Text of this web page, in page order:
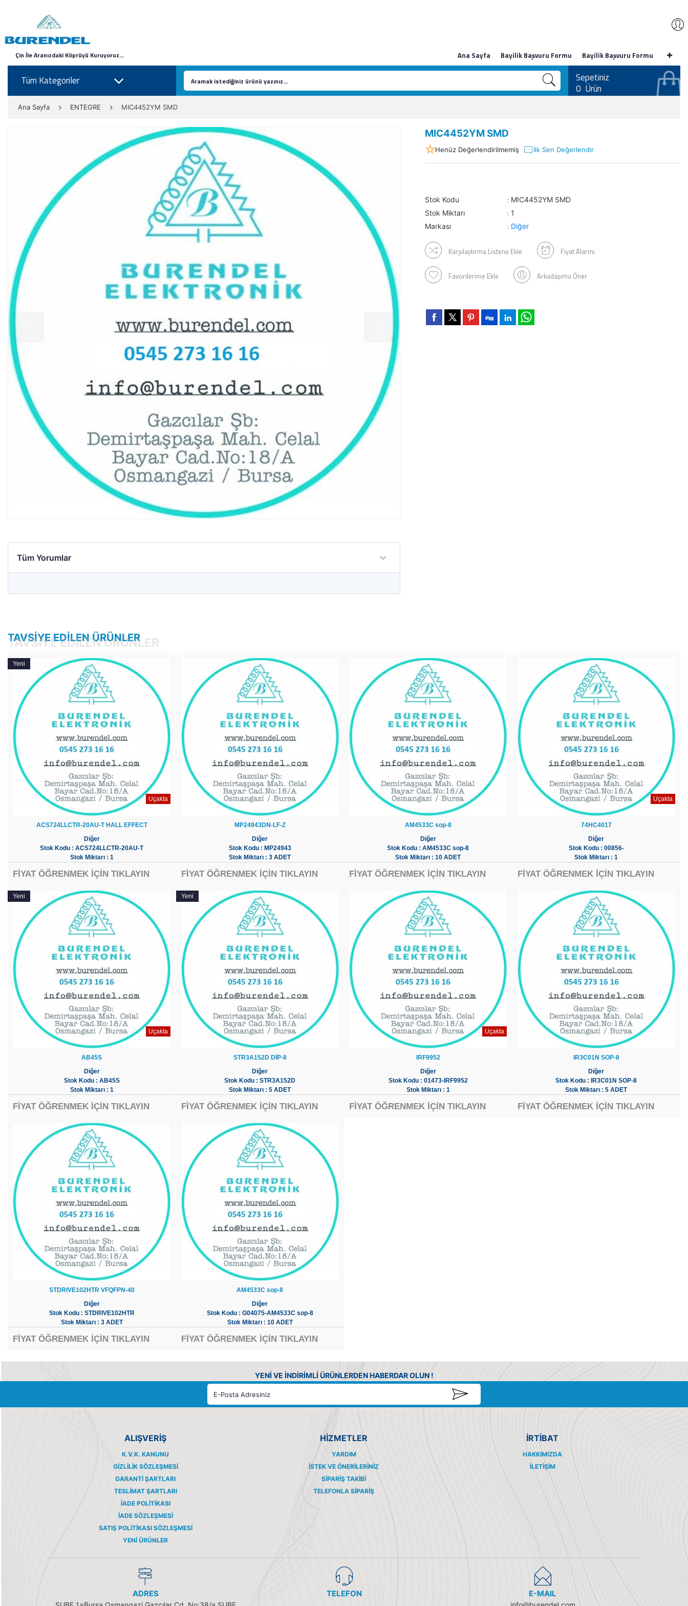
Çin İle Aranızdaki Köprüyü Kuruyoruz... Ana Sayfa Bayilik Başvuru Formu Bayilik Başvuru Formu
Tüm Kategoriler
Sepetiniz
0 Ürün
Ana Sayfa ENTEGRE MIC4452YM SMD
Tüm Yorumlar
MIC4452YM SMD
Henüz Değerlendirilmemiş İlk Sen Değerlendir
Stok Kodu : MIC4452YM SMD
Stok Miktarı
: 1
Markası
: Diğer
Karşılaştırma Listene Ekle Fiyat Alarmı
Favorilerime Ekle Arkadaşıma Öner
TAVSIYE EDILEN ÜRÜNLER
TAVSIYE EDILEN ÜRÜNLER
Yeni
Uçakta
ACS724LLCTR-20AU-T HALL EFFECT
Diğer
Stok Kodu : ACS724LLCTR-20AU-T
Stok Miktarı : 1
FİYAT ÖĞRENMEK İÇİN TIKLAYIN
MP24943DN-LF-Z
Diğer
Stok Kodu : MP24943
Stok Miktarı : 3 ADET
FİYAT ÖĞRENMEK İÇİN TIKLAYIN
AM4533C sop-8
Diğer
Stok Kodu : AM4533C sop-8
Stok Miktarı : 10 ADET
FİYAT ÖĞRENMEK İÇİN TIKLAYIN
Uçakta
74HC4017
Diğer
Stok Kodu : 00856-
Stok Miktarı : 1
FİYAT ÖĞRENMEK İÇİN TIKLAYIN
Yeni
Uçakta
AB45S
Diğer
Stok Kodu : AB45S
Stok Miktarı : 1
FİYAT ÖĞRENMEK İÇİN TIKLAYIN
Yeni
STR3A152D DİP-8
Diğer
Stok Kodu : STR3A152D
Stok Miktarı : 5 ADET
FİYAT ÖĞRENMEK İÇİN TIKLAYIN
Uçakta
IRF9952
Diğer
Stok Kodu : 01473-IRF9952
Stok Miktarı : 1
FİYAT ÖĞRENMEK İÇİN TIKLAYIN
IR3C01N SOP-8
Diğer
Stok Kodu : IR3C01N SOP-8
Stok Miktarı : 5 ADET
FİYAT ÖĞRENMEK İÇİN TIKLAYIN
STDRIVE102HTR VFQFPN-40
Diğer
Stok Kodu : STDRIVE102HTR
Stok Miktarı : 3 ADET
FİYAT ÖĞRENMEK İÇİN TIKLAYIN
AM4533C sop-8
Diğer
Stok Kodu : G04075-AM4533C sop-8
Stok Miktarı : 10 ADET
FİYAT ÖĞRENMEK İÇİN TIKLAYIN
YENİ VE İNDİRİMLİ ÜRÜNLERDEN HABERDAR OLUN !
ALIŞVERİŞ
K.V.K. KANUNU
GIZLILIK SÖZLEŞMESI
GARANTI ŞARTLARI
TESLIMAT ŞARTLARI
İADE POLITIKASI
İADE SÖZLEŞMESI
SATIŞ POLITIKASI SÖZLEŞMESI
YENI ÜRÜNLER
HİZMETLER
YARDIM
İSTEK VE ÖNERILERINIZ
SIPARIŞ TAKIBI
TELEFONLA SIPARIŞ
İRTİBAT
HAKKIMIZDA
İLETIŞIM
ADRES TELEFON E-MAIL